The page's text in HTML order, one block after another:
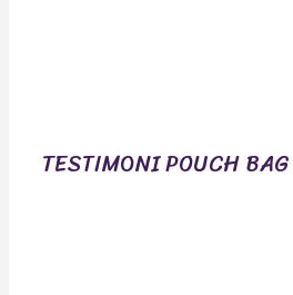
TESTIMONI POUCH